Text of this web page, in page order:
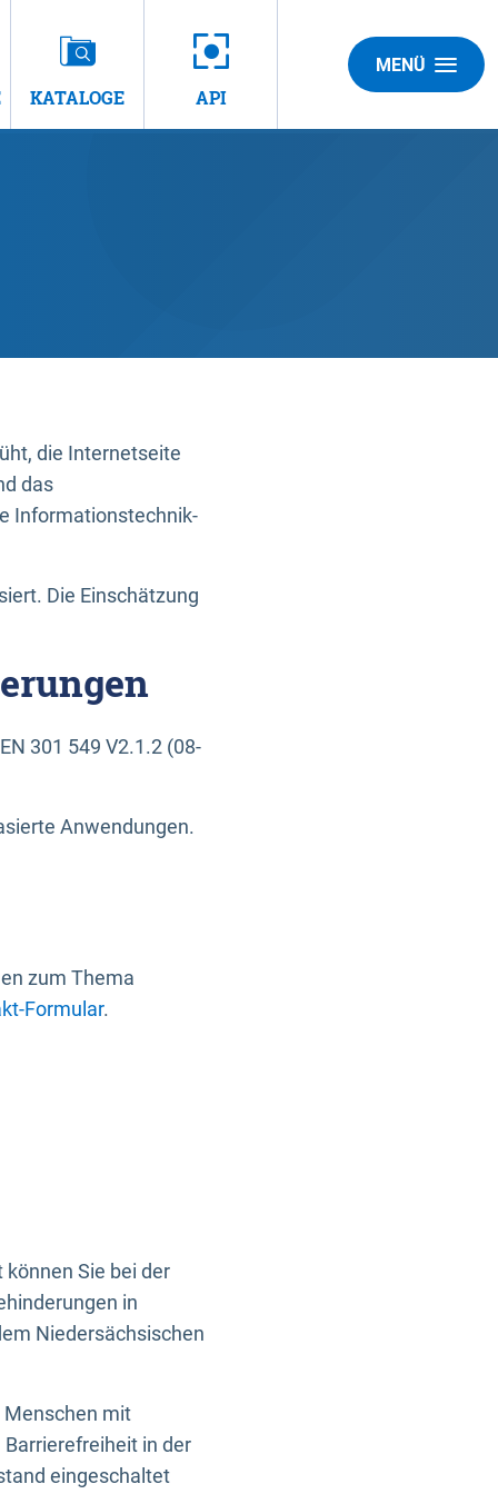
KATALOGE API
MENÜ
die Internetseite
das
Informationstechnik-
Die Einschätzung
301 549 V2.1.2 (08-
Anwendungen.
zum Thema
Formular.
Sie bei der
in
Niedersächsischen
Menschen mit
in der
eingeschaltet